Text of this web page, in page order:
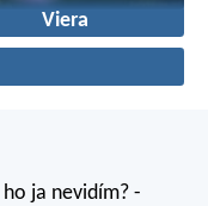
Viera
ja nevidím? -